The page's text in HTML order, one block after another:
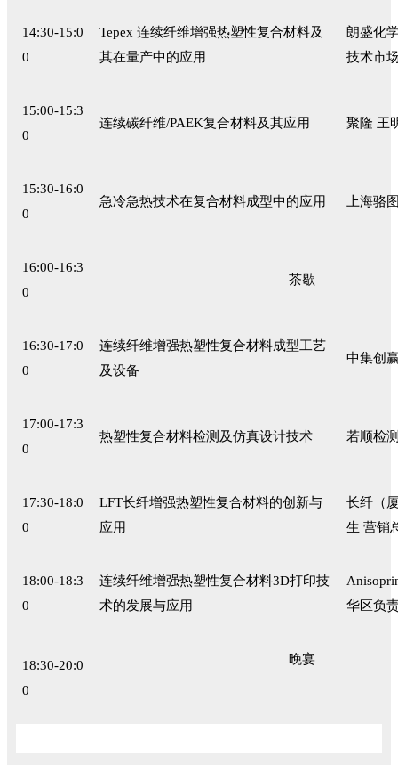
14:30-15:0
0
Tepex 连续纤维增强热塑性复合材料及
其在量产中的应用
朗盛化
技术市
15:00-15:3
0
连续碳纤维/PAEK复合材料及其应用 聚隆 王
15:30-16:0
0
急冷急热技术在复合材料成型中的应用 上海骆
16:00-16:3
0
茶歇
16:30-17:0
0
连续纤维增强热塑性复合材料成型工艺
及设备
中集创
17:00-17:3
0
热塑性复合材料检测及仿真设计技术 若顺检
17:30-18:0
0
LFT长纤增强热塑性复合材料的创新与
应用
长纤（
生 营销
18:00-18:3
0
连续纤维增强热塑性复合材料3D打印技
术的发展与应用
华区负
18:30-20:0
0
晚宴